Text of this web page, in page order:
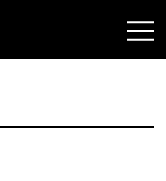
Lüdenscheid